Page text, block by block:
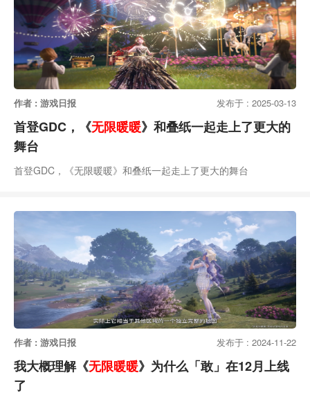
作者 : 游戏日报 发布于 : 2025-03-13
首登GDC，《无限暖暖》和叠纸一起走上了更大的
舞台
首登GDC，《无限暖暖》和叠纸一起走上了更大的舞台
作者 : 游戏日报 发布于 : 2024-11-22
我大概理解《无限暖暖》为什么「敢」在12月上线
了